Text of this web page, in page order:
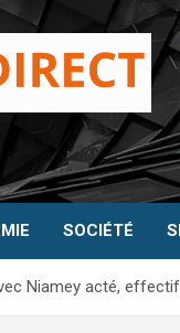
SOCIÉTÉ
Niamey acté,